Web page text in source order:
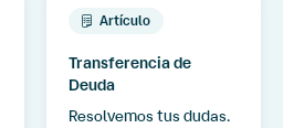
Artículo
Transferencia de
Deuda
Resolvemos tus dudas.